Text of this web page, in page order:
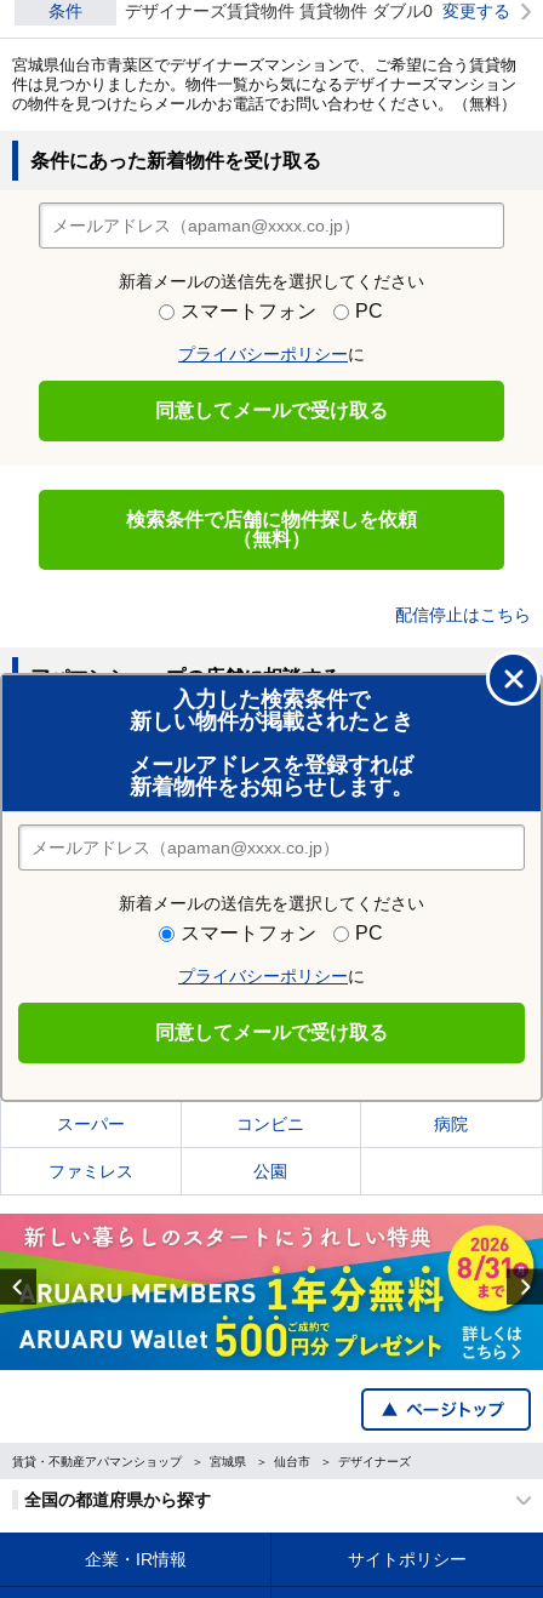
条件 デザイナーズ賃貸物件 賃貸物件 ダブル0 変更する
宮城県仙台市青葉区でデザイナーズマンションで、ご希望に合う賃貸物
件は見つかりましたか。物件一覧から気になるデザイナーズマンション
の物件を見つけたらメールかお電話でお問い合わせください。（無料）
条件にあった新着物件を受け取る
新着メールの送信先を選択してください
スマートフォン PC
プライバシーポリシーに
同意してメールで受け取る
検索条件で店舗に物件探しを依頼
（無料）
配信停止はこちら
入力した検索条件で
新しい物件が掲載されたとき
メールアドレスを登録すれば
新着物件をお知らせします。
新着メールの送信先を選択してください
スマートフォン PC
プライバシーポリシーに
同意してメールで受け取る
アパマンショップの店舗に相談する
賃貸のプロがお部屋探し！
おまかせ物件リクエスト
住みたい街の店舗を探す
店舗検索
住む街研究所で仙台市青葉区の情報を見る
仙台市青葉区の施設一覧
スーパー コンビニ 病院
ファミレス 公園
Previous
賃貸・不動産アパマンショップ 宮城県 仙台市 デザイナーズ
全国の都道府県から探す
企業・IR情報 サイトポリシー